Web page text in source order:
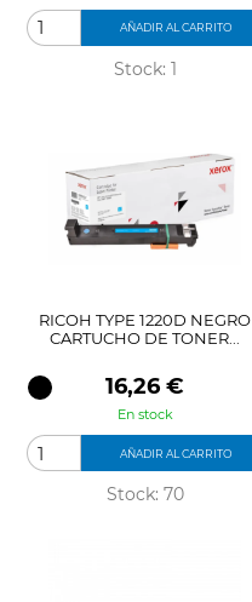
AÑADIR AL CARRITO
Stock: 1
RICOH TYPE 1220D NEGRO
CARTUCHO DE TONER...
Precio
16,26 €
En stock
AÑADIR AL CARRITO
Stock: 70